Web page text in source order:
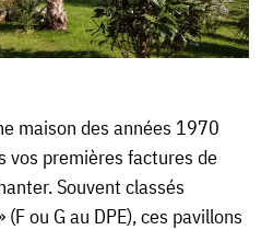
maison des années 1970
vos premières factures de
Souvent classés
ou G au DPE), ces pavillons